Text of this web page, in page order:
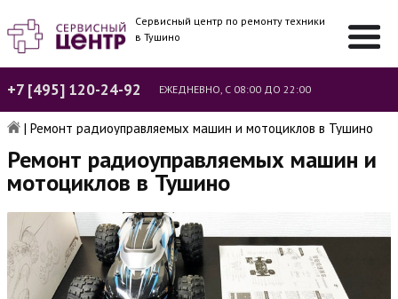
Сервисный центр по ремонту техники
в Тушино
+7 [495] 120-24-92 ЕЖЕДНЕВНО, С 08:00 ДО 22:00
| Ремонт радиоуправляемых машин и мотоциклов в Тушино
Ремонт радиоуправляемых машин и
мотоциклов в Тушино